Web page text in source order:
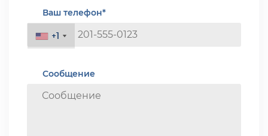
Ваш телефон*
+1
+1
Сообщение